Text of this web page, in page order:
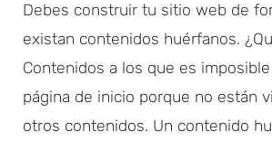
Debes construir tu sitio web de
existan contenidos huérfanos.
Contenidos a los que es
página de inicio porque no están
otros contenidos. Un contenido